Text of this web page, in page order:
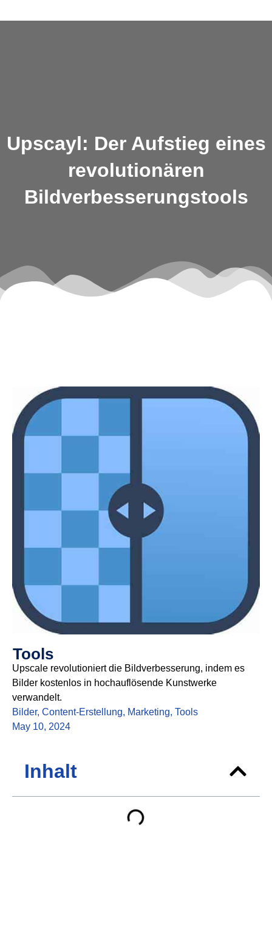
to
Upscayl: Der Aufstieg eines
revolutionären
Bildverbesserungstools
Tools
Upscale revolutioniert die Bildverbesserung, indem es
Bilder kostenlos in hochauflösende Kunstwerke
verwandelt.
Bilder, Content-Erstellung, Marketing, Tools
May 10, 2024
Inhalt